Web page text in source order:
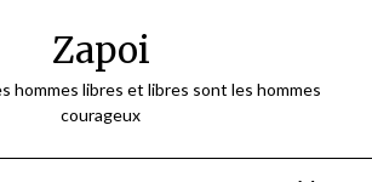
Zapoi
hommes libres et libres sont les hommes
courageux